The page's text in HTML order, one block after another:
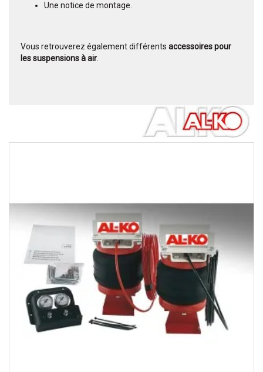
Une notice de montage.
Vous retrouverez également différents accessoires pour
les suspensions à air.